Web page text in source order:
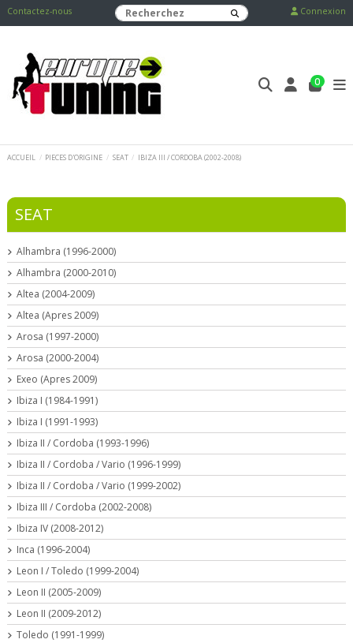
Contactez-nous Connexion
0
ACCUEIL PIECES D'ORIGINE SEAT IBIZA III / CORDOBA (2002-2008)
SEAT
Alhambra (1996-2000)
Alhambra (2000-2010)
Altea (2004-2009)
Altea (Apres 2009)
Arosa (1997-2000)
Arosa (2000-2004)
Exeo (Apres 2009)
Ibiza I (1984-1991)
Ibiza I (1991-1993)
Ibiza II / Cordoba (1993-1996)
Ibiza II / Cordoba / Vario (1996-1999)
Ibiza II / Cordoba / Vario (1999-2002)
Ibiza III / Cordoba (2002-2008)
Ibiza IV (2008-2012)
Inca (1996-2004)
Leon I / Toledo (1999-2004)
Leon II (2005-2009)
Leon II (2009-2012)
Toledo (1991-1999)